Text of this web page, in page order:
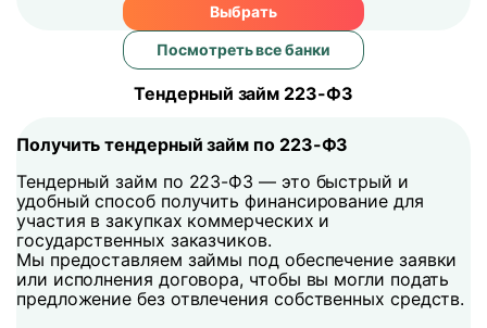
Выбрать
Посмотреть все банки
Тендерный займ 223-ФЗ
Получить тендерный займ по 223-ФЗ
Тендерный займ по 223-ФЗ — это быстрый и
удобный способ получить финансирование для
участия в закупках коммерческих и
государственных заказчиков.
Мы предоставляем займы под обеспечение заявки
или исполнения договора, чтобы вы могли подать
предложение без отвлечения собственных средств.